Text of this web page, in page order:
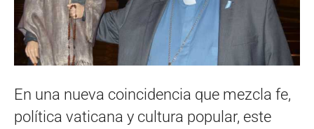
En una nueva coincidencia que mezcla fe,
política vaticana y cultura popular, este